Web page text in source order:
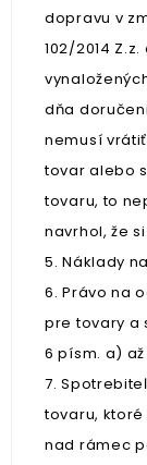
dopravu v
102/2014
dňa
nemusí
tovar alebo
tovaru, to
navrhol, že
5. Náklady
6. Právo na
pre tovary a
6 písm. a) až
7.
tovaru,
nad rámec